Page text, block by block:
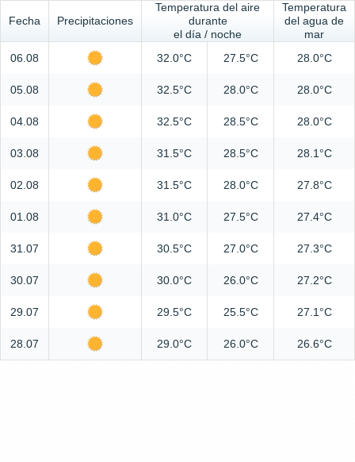
Fecha Precipitaciones
Temperatura del aire
durante
el día / noche
Temperatura
del agua de
mar
06.08
32.0°C 27.5°C 28.0°C
05.08 32.5°C 28.0°C 28.0°C
04.08 32.5°C 28.5°C 28.0°C
03.08 31.5°C 28.5°C 28.1°C
02.08 31.5°C 28.0°C 27.8°C
01.08 31.0°C 27.5°C 27.4°C
31.07 30.5°C 27.0°C 27.3°C
30.07 30.0°C 26.0°C 27.2°C
29.07 29.5°C 25.5°C 27.1°C
28.07 29.0°C 26.0°C 26.6°C